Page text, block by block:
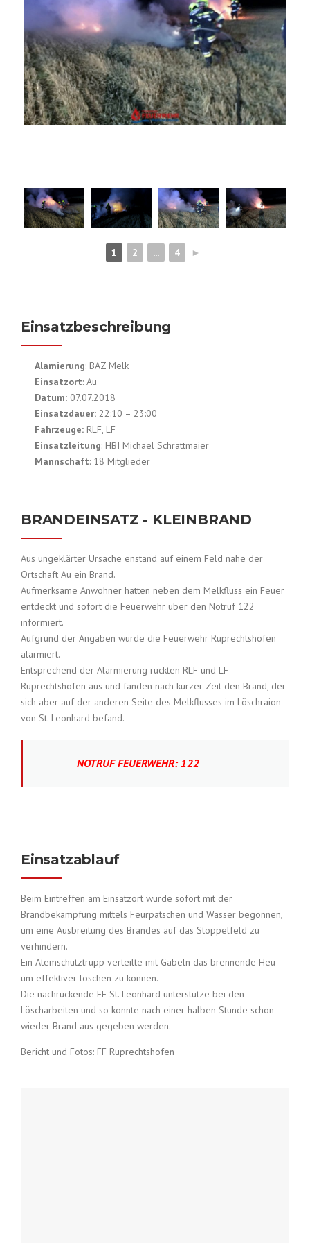
1 2 ... 4 ►
Einsatzbeschreibung
Alamierung: BAZ Melk
Einsatzort: Au
Datum: 07.07.2018
Einsatzdauer: 22:10 – 23:00
Fahrzeuge: RLF, LF
Einsatzleitung: HBI Michael Schrattmaier
Mannschaft: 18 Mitglieder
BRANDEINSATZ - KLEINBRAND
Aus ungeklärter Ursache enstand auf einem Feld nahe der
Ortschaft Au ein Brand.
Aufmerksame Anwohner hatten neben dem Melkfluss ein Feuer
entdeckt und sofort die Feuerwehr über den Notruf 122
informiert.
Aufgrund der Angaben wurde die Feuerwehr Ruprechtshofen
alarmiert.
Entsprechend der Alarmierung rückten RLF und LF
Ruprechtshofen aus und fanden nach kurzer Zeit den Brand, der
sich aber auf der anderen Seite des Melkflusses im Löschraion
von St. Leonhard befand.
NOTRUF FEUERWEHR: 122
Einsatzablauf
Beim Eintreffen am Einsatzort wurde sofort mit der
Brandbekämpfung mittels Feurpatschen und Wasser begonnen,
um eine Ausbreitung des Brandes auf das Stoppelfeld zu
verhindern.
Ein Atemschutztrupp verteilte mit Gabeln das brennende Heu
um effektiver löschen zu können.
Die nachrückende FF St. Leonhard unterstütze bei den
Löscharbeiten und so konnte nach einer halben Stunde schon
wieder Brand aus gegeben werden.
Bericht und Fotos: FF Ruprechtshofen